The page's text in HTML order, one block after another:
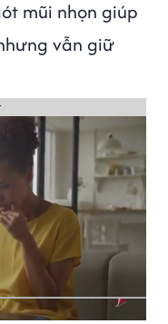
mũi nhọn giúp
vẫn giữ